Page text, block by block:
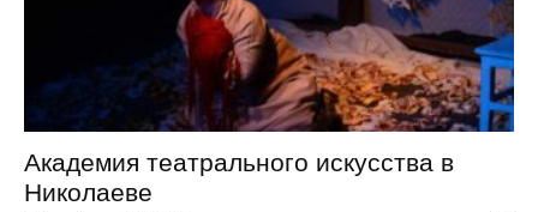
Академия театрального искусства в
Николаеве